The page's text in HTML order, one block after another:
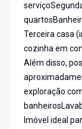
Terceira casa
cozinha em
Além disso,
exploração
Imóvel ideal